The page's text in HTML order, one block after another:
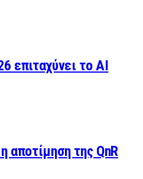
επιταχύνει το AI
αποτίμηση της QnR